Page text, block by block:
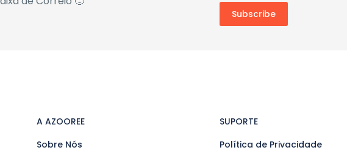
A AZOOREE
Sobre Nós
SUPORTE
Política de Privacidade